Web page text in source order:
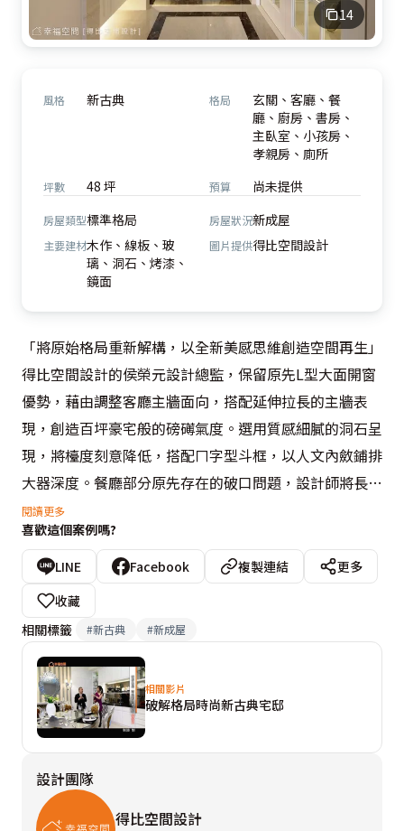
14
風格 新古典 格局
玄關、客廳、餐
廳、廚房、書房、
主臥室、小孩房、
孝親房、廁所
坪數 48 坪 預算 尚未提供
房屋類型標準格局 房屋狀況新成屋
主要建材木作、線板、玻
璃、洞石、烤漆、
鏡面
圖片提供得比空間設計
「將原始格局重新解構，以全新美感思維創造空間再生」
得比空間設計的侯榮元設計總監，保留原先L型大面開窗
優勢，藉由調整客廳主牆面向，搭配延伸拉長的主牆表
現，創造百坪豪宅般的磅礡氣度。選用質感細膩的洞石呈
現，將檯度刻意降低，搭配ㄇ字型斗框，以人文內斂鋪排
大器深度。餐廳部分原先存在的破口問題，設計師將長輩
房門內移後，而公共衛浴門片取廚房的對稱位置，利用隱
藏式門片修飾，界定出完整的主題牆面。
閱讀更多
喜歡這個案例嗎?
LINE Facebook 複製連結
更多
收藏
相關標籤
#新古典 #新成屋
相關影片
破解格局時尚新古典宅邸
設計團隊
得比空間設計